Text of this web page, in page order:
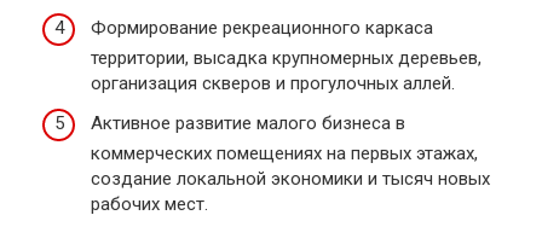
Формирование рекреационного каркаса
территории, высадка крупномерных деревьев,
организация скверов и прогулочных аллей.
Активное развитие малого бизнеса в
коммерческих помещениях на первых этажах,
создание локальной экономики и тысяч новых
рабочих мест.